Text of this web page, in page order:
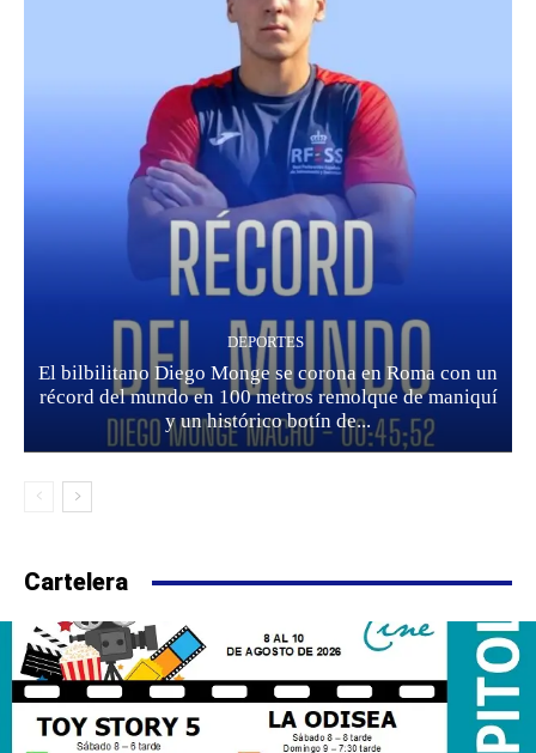
DEPORTES
El bilbilitano Diego Monge se corona en Roma con un
récord del mundo en 100 metros remolque de maniquí
y un histórico botín de...
Cartelera